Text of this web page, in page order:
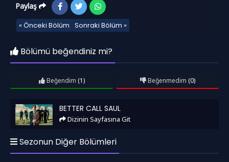
Paylaş
« Önceki Bölüm Sonraki Bölüm »
Bölümü beğendiniz mi?
Beğendim (1) Beğenmedim (0)
Better Call Saul BETTER CALL SAUL
Dizinin Sayfasına Git
Sezonun Diğer Bölümleri